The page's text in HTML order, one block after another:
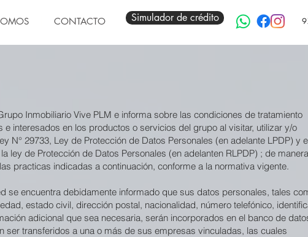
CONTACTO Simulador de crédito
Inmobiliario Vive PLM e informa sobre las condiciones de tratamiento
interesados en los productos o servicios del grupo al visitar, utilizar y/o
N° 29733, Ley de Protección de Datos Personales (en adelante LPDP) y
ley de Protección de Datos Personales (en adelanten RLPDP) ; de
practicas indicadas a continuación, conforme a la normativa vigente.
se encuentra debidamente informado que sus datos personales, tales
estado civil, dirección postal, nacionalidad, número telefónico,
adicional que sea necesaria, serán incorporados en el banco de
ser transferidos a una o más de sus empresas vinculadas, las cuales